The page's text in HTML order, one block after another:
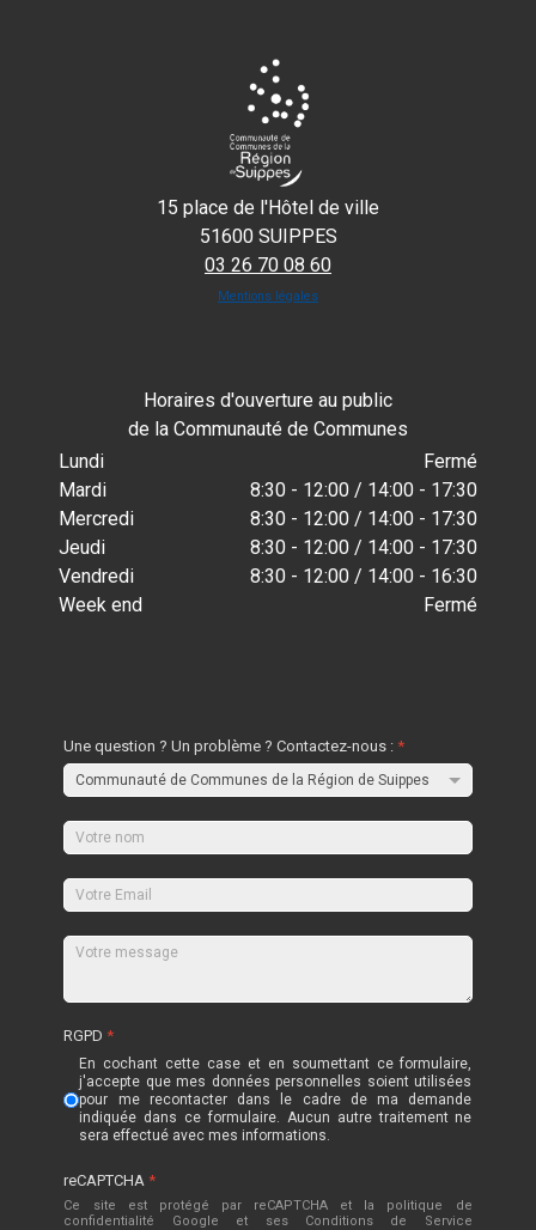
15 place de l'Hôtel de ville
51600 SUIPPES
03 26 70 08 60
Mentions légales
Horaires d'ouverture au public
de la Communauté de Communes
Lundi
Fermé
Mardi
8:30 - 12:00 / 14:00 - 17:30
Mercredi
8:30 - 12:00 / 14:00 - 17:30
Jeudi
8:30 - 12:00 / 14:00 - 17:30
Vendredi
8:30 - 12:00 / 14:00 - 16:30
Week end
Fermé
Une question ? Un problème ? Contactez-nous :*
RGPD*
En cochant cette case et en soumettant ce formulaire,
j'accepte que mes données personnelles soient utilisées
pour me recontacter dans le cadre de ma demande
indiquée dans ce formulaire. Aucun autre traitement ne
sera effectué avec mes informations.
reCAPTCHA*
Ce site est protégé par reCAPTCHA et la politique de
confidentialité Google et
ses Conditions de Service